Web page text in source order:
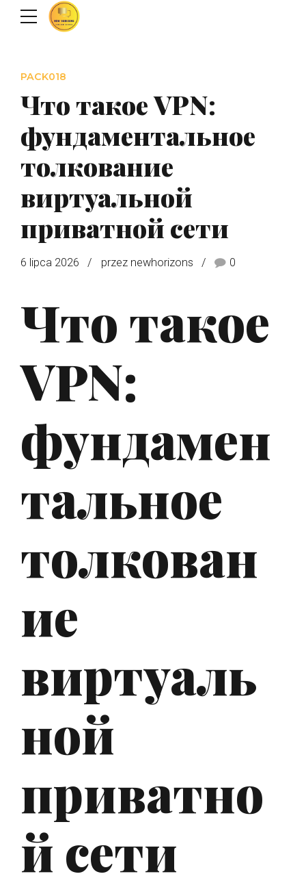
PACK018
Что такое VPN:
фундаментальное
толкование
виртуальной
приватной сети
6 lipca 2026 przez newhorizons 0
Что такое
VPN:
фундамен
тальное
толкован
ие
виртуаль
ной
приватно
й сети